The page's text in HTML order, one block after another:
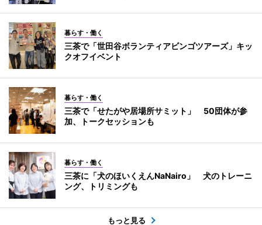
暮らす・働く
三茶で「世田谷ボランティアビンゴツアーズ」キッ
クオフイベント
暮らす・働く
三茶で「せたがや居場所サミット」 50団体が参
加、トークセッションも
暮らす・働く
三茶に「犬のほいくえんNaNairo」 犬のトレーニ
ング、トリミングも
もっと見る